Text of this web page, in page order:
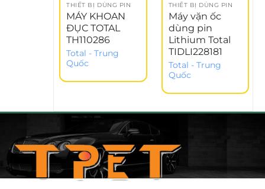
THIẾT BỊ DÙNG PIN
MÁY KHOAN
ĐỤC TOTAL
TH110286
Total - Trung
Quốc
THIẾT BỊ DÙNG PIN
Máy vặn ốc
dùng pin
Lithium Total
TIDLI228181
Total - Trung
Quốc